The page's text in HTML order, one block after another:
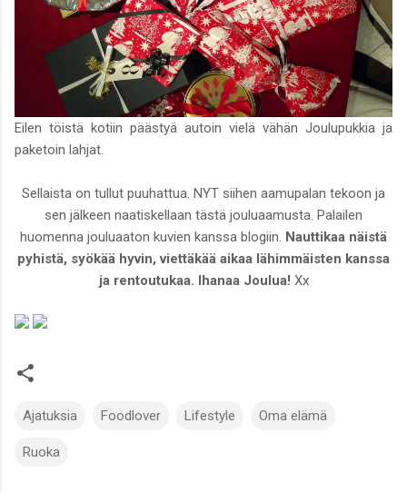
Eilen töistä kotiin päästyä autoin vielä vähän Joulupukkia ja
paketoin lahjat.
Sellaista on tullut puuhattua. NYT siihen aamupalan tekoon ja
sen jälkeen naatiskellaan tästä jouluaamusta. Palailen
huomenna jouluaaton kuvien kanssa blogiin. Nauttikaa näistä
pyhistä, syökää hyvin, viettäkää aikaa lähimmäisten kanssa
ja rentoutukaa. Ihanaa Joulua! Xx
Ajatuksia Foodlover Lifestyle Oma elämä
Ruoka